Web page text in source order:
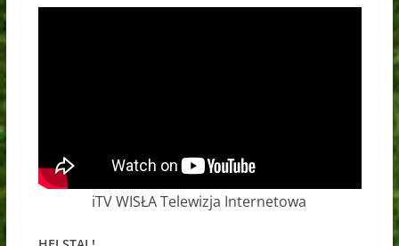
iTV WISŁA Telewizja Internetowa